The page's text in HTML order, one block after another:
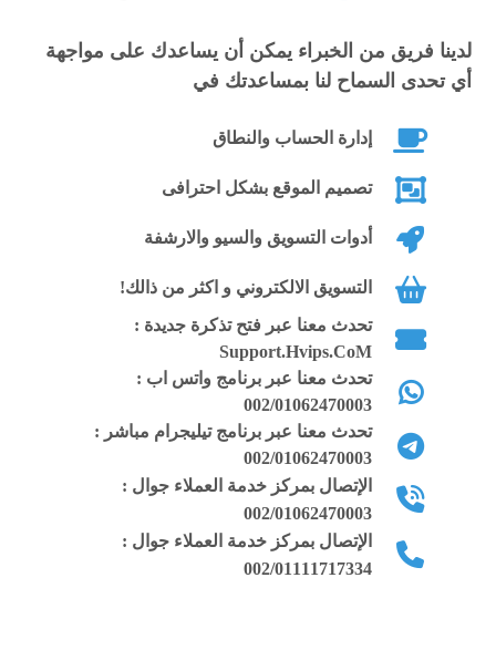
عرضها كنص او صورة مع Lightbox
إضافة إحصائيات لخدمات الشركة بشكل
مميز في واجهة الاستايل وكذلك آراء العملاء
إضافة صور لأغلب البنوك المشهورة أعلى
ويمكن عرض المدونة كصفحة فرعية أو
رئيسية
القالب متوافق مع أحدث إصدار لسكربت
ووردبريس wordpress
الاستايل يحتوي على لوحة تحكم كاملة
لتعديل جميع الخصائص المتعلقة بالقالب
وكل جزء فيه
الصفحات المرتبطة بالقالب وكذلك المقالات
لدينا فريق من الخبراء يمكن أن يساعدك على مواجهة
أي تحدى السماح لنا بمساعدتك في
إدارة الحساب والنطاق
تصميم الموقع بشكل احترافى
أدوات التسويق والسيو والارشفة
التسويق الالكتروني و اكثر من ذالك!
تحدث معنا عبر فتح تذكرة جديدة :
Support.Hvips.CoM
تحدث معنا عبر برنامج واتس اب :
002/01062470003
تحدث معنا عبر برنامج تيليجرام مباشر :
002/01062470003
الإتصال بمركز خدمة العملاء جوال :
002/01062470003
الإتصال بمركز خدمة العملاء جوال :
002/01111717334